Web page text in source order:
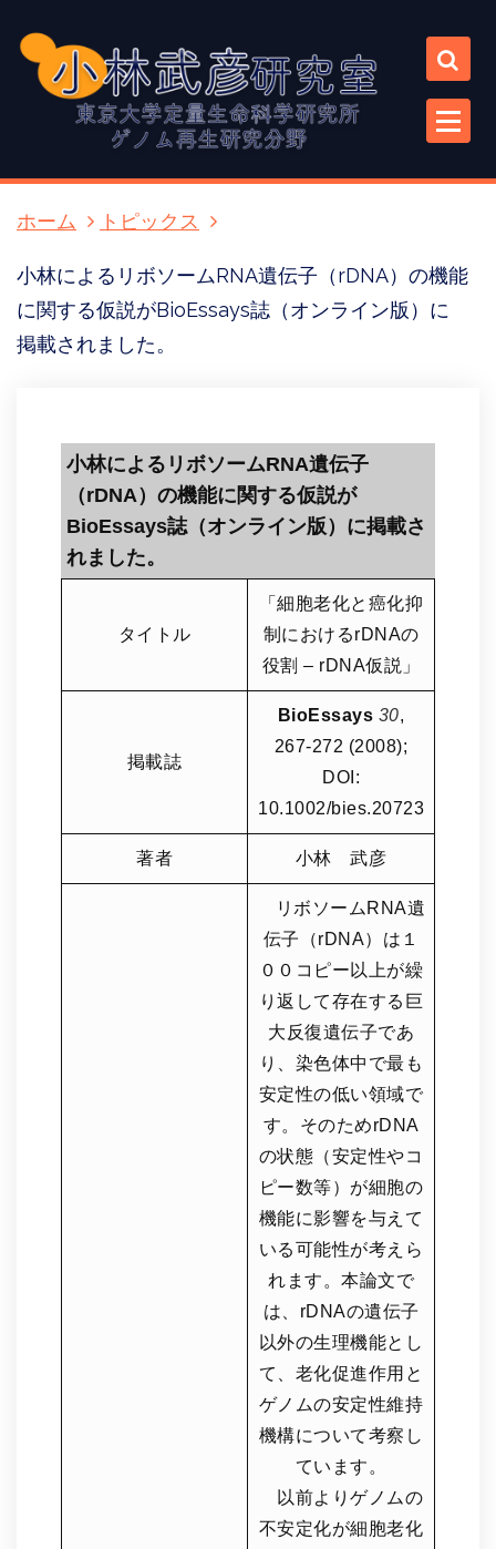
ホーム トピックス
小林によるリボソームRNA遺伝子（rDNA）の機能
に関する仮説がBioEssays誌（オンライン版）に
掲載されました。
小林によるリボソームRNA遺伝子
（rDNA）の機能に関する仮説が
BioEssays誌（オンライン版）に掲載さ
れました。
タイトル
「細胞老化と癌化抑
制におけるrDNAの
役割 – rDNA仮説」
掲載誌
BioEssays 30,
267-272 (2008);
DOI:
10.1002/bies.20723
著者 小林 武彦
リボソームRNA遺
伝子（rDNA）は１
００コピー以上が繰
り返して存在する巨
大反復遺伝子であ
り、染色体中で最も
安定性の低い領域で
す。そのためrDNA
の状態（安定性やコ
ピー数等）が細胞の
機能に影響を与えて
いる可能性が考えら
れます。本論文で
は、rDNAの遺伝子
以外の生理機能とし
て、老化促進作用と
ゲノムの安定性維持
機構について考察し
ています。
以前よりゲノムの
不安定化が細胞老化